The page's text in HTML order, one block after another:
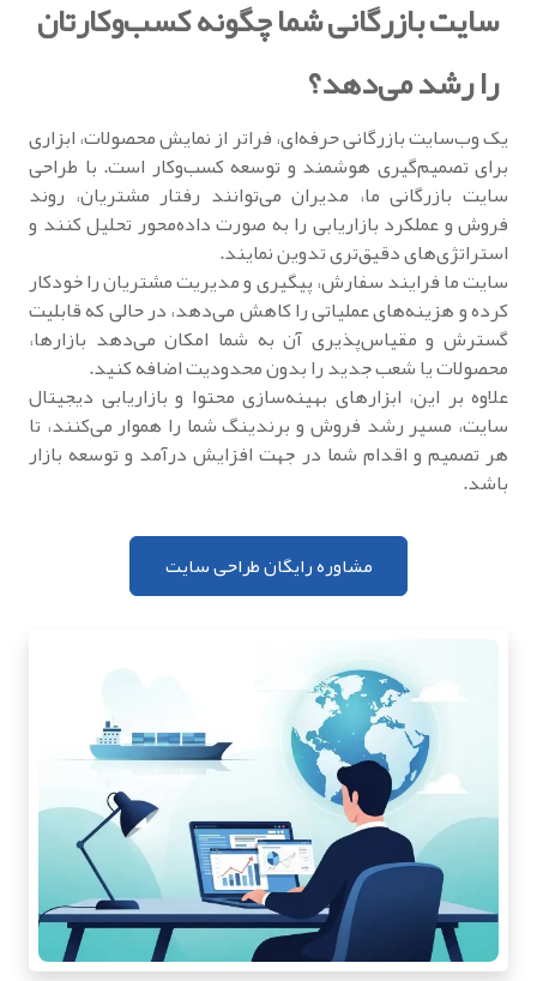
سایت بازرگانی شما چگونه کسب‌وکارتان
را رشد می‌دهد؟
یک وب‌سایت بازرگانی حرفه‌ای، فراتر از نمایش محصولات، ابزاری
برای تصمیم‌گیری هوشمند و توسعه کسب‌وکار است. با طراحی
سایت بازرگانی ما، مدیران می‌توانند رفتار مشتریان، روند
فروش و عملکرد بازاریابی را به صورت داده‌محور تحلیل کنند و
استراتژی‌های دقیق‌تری تدوین نمایند.
سایت ما فرایند سفارش، پیگیری و مدیریت مشتریان را خودکار
کرده و هزینه‌های عملیاتی را کاهش می‌دهد، در حالی که قابلیت
گسترش و مقیاس‌پذیری آن به شما امکان می‌دهد بازارها،
محصولات یا شعب جدید را بدون محدودیت اضافه کنید.
علاوه بر این، ابزارهای بهینه‌سازی محتوا و بازاریابی دیجیتال
سایت، مسیر رشد فروش و برندینگ شما را هموار می‌کنند، تا
هر تصمیم و اقدام شما در جهت افزایش درآمد و توسعه بازار
باشد.
مشاوره رایگان طراحی سایت